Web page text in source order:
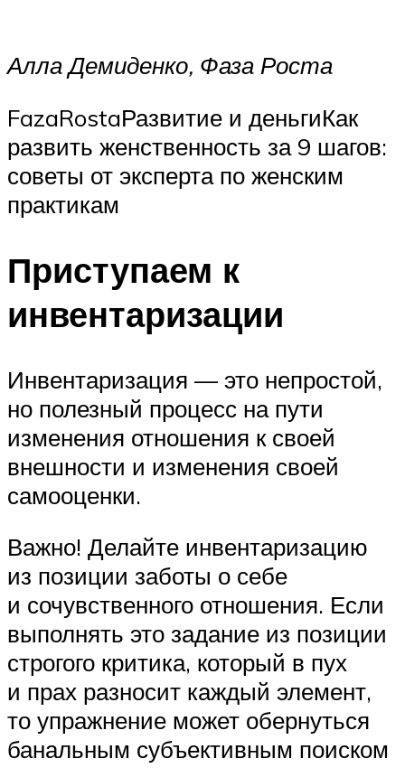
Алла Демиденко, Фаза Роста
FazaRostaРазвитие и деньгиКак
развить женственность за 9 шагов:
советы от эксперта по женским
практикам
Приступаем к
инвентаризации
Инвентаризация — это непростой,
но полезный процесс на пути
изменения отношения к своей
внешности и изменения своей
самооценки.
Важно! Делайте инвентаризацию
из позиции заботы о себе
и сочувственного отношения. Если
выполнять это задание из позиции
строгого критика, который в пух
и прах разносит каждый элемент,
то упражнение может обернуться
банальным субъективным поиском